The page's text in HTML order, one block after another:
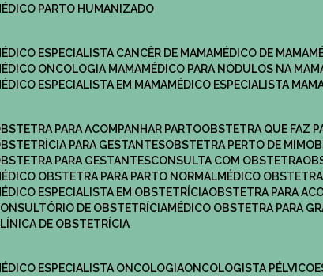
MÉDICO PARTO HUMANIZADO
MÉDICO ESPECIALISTA CANCÊR DE MAMA
MÉDICO DE MAMA
MÉDICO ONCOLOGIA MAMA
MÉDICO PARA NÓDULOS NA
MÉDICO ESPECIALISTA EM MAMA
MÉDICO ESPECIALISTA
OBSTETRA PARA ACOMPANHAR PARTO
OBSTETRA QUE FAZ
OBSTETRÍCIA PARA GESTANTES
OBSTETRA PERTO DE MIM
OBSTETRA PARA GESTANTES
CONSULTA COM OBSTETRA
MÉDICO OBSTETRA PARA PARTO NORMAL
MÉDICO
MÉDICO ESPECIALISTA EM OBSTETRÍCIA
OBSTETRA PARA
CONSULTÓRIO DE OBSTETRÍCIA
MÉDICO OBSTETRA PARA
CLÍNICA DE OBSTETRÍCIA
MÉDICO ESPECIALISTA ONCOLOGIA
ONCOLOGISTA PÉLVICO